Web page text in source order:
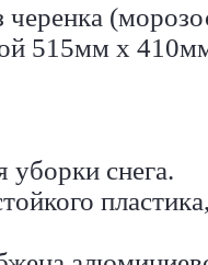
черенка
515мм х
уборки снега.